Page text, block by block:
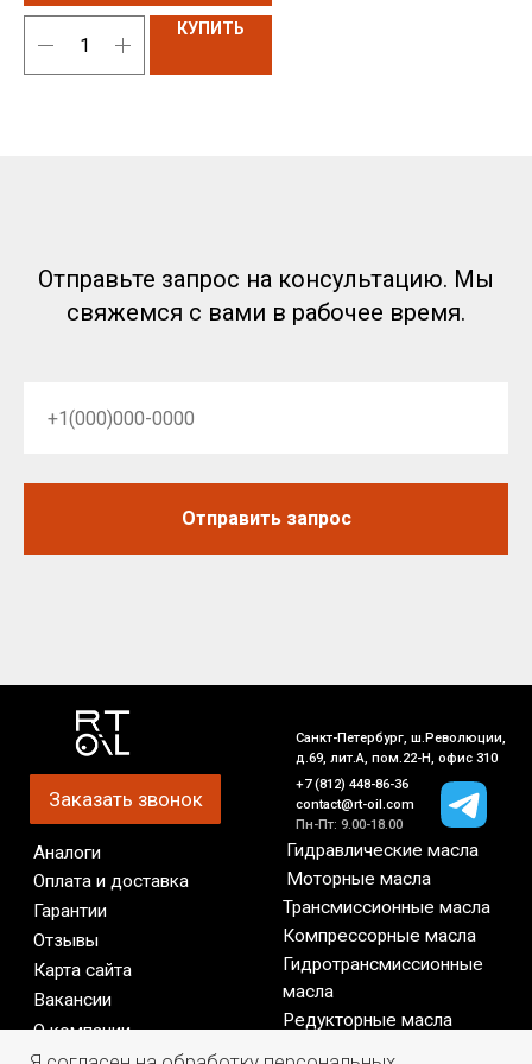
КУПИТЬ
Отправьте запрос на консультацию. Мы
свяжемся с вами в рабочее время.
Отправить запрос